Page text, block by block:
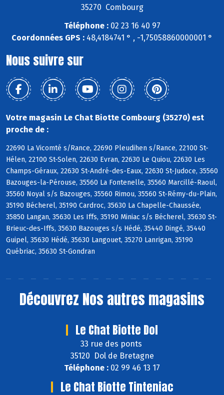
35270 Combourg
Téléphone :02 23 16 40 97
Coordonnées GPS : 48,4184741 ° , -1,75058860000001 °
Nous suivre sur
Votre magasin Le Chat Biotte Combourg (35270) est
proche de :
22690 La Vicomté s/Rance, 22690 Pleudihen s/Rance, 22100 St-
Hélen, 22100 St-Solen, 22630 Evran, 22630 Le Quiou, 22630 Les
Champs-Géraux, 22630 St-André-des-Eaux, 22630 St-Judoce, 35560
Bazouges-la-Pérouse, 35560 La Fontenelle, 35560 Marcillé-Raoul,
35560 Noyal s/s Bazouges, 35560 Rimou, 35560 St-Rémy-du-Plain,
35190 Bécherel, 35190 Cardroc, 35630 La Chapelle-Chaussée,
35850 Langan, 35630 Les Iffs, 35190 Miniac s/s Bécherel, 35630 St-
Brieuc-des-Iffs, 35630 Bazouges s/s Hédé, 35440 Dingé, 35440
Guipel, 35630 Hédé, 35630 Langouet, 35270 Lanrigan, 35190
Québriac, 35630 St-Gondran
Découvrez Nos autres magasins
Le Chat Biotte Dol
33 rue des ponts
35120 Dol de Bretagne
Téléphone : 02 99 46 13 17
Le Chat Biotte Tinteniac